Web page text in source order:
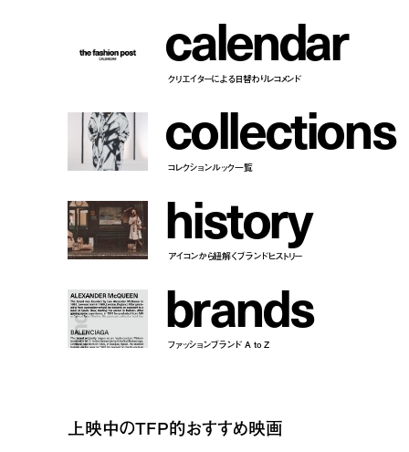
calendar
クリエイターによる日替わりレコメンド
collections
コレクションルック一覧
history
アイコンから紐解くブランドヒストリー
brands
ファッションブランド A to Z
上映中のTFP的おすすめ映画